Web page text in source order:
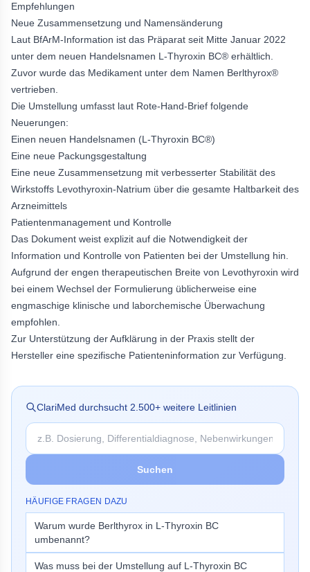
Empfehlungen
Neue Zusammensetzung und Namensänderung
Laut BfArM-Information ist das Präparat seit Mitte Januar 2022
unter dem neuen Handelsnamen L-Thyroxin BC® erhältlich.
Zuvor wurde das Medikament unter dem Namen Berlthyrox®
vertrieben.
Die Umstellung umfasst laut Rote-Hand-Brief folgende
Neuerungen:
Einen neuen Handelsnamen (L-Thyroxin BC®)
Eine neue Packungsgestaltung
Eine neue Zusammensetzung mit verbesserter Stabilität des
Wirkstoffs Levothyroxin-Natrium über die gesamte Haltbarkeit des
Arzneimittels
Patientenmanagement und Kontrolle
Das Dokument weist explizit auf die Notwendigkeit der
Information und Kontrolle von Patienten bei der Umstellung hin.
Aufgrund der engen therapeutischen Breite von Levothyroxin wird
bei einem Wechsel der Formulierung üblicherweise eine
engmaschige klinische und laborchemische Überwachung
empfohlen.
Zur Unterstützung der Aufklärung in der Praxis stellt der
Hersteller eine spezifische Patienteninformation zur Verfügung.
ClariMed durchsucht 2.500+ weitere Leitlinien
Suchen
HÄUFIGE FRAGEN DAZU
Warum wurde Berlthyrox in L-Thyroxin BC
umbenannt?
Was muss bei der Umstellung auf L-Thyroxin BC